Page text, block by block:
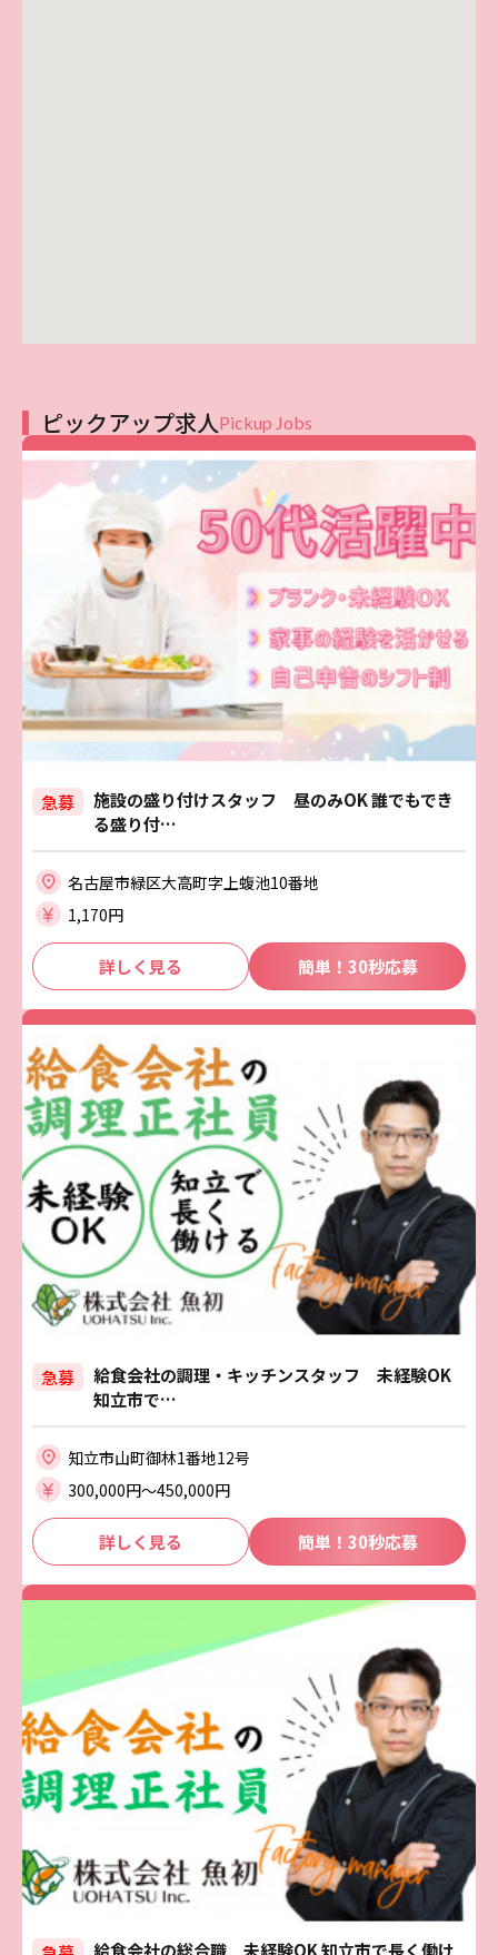
ピックアップ求人Pickup Jobs
急募
施設の盛り付けスタッフ 昼のみOK 誰でもでき
る盛り付…
名古屋市緑区大高町字上蝮池10番地
1,170円
詳しく見る 簡単！30秒応募
急募
給食会社の調理・キッチンスタッフ 未経験OK
知立市で…
知立市山町御林1番地12号
300,000円〜450,000円
詳しく見る 簡単！30秒応募
給食会社の総合職 未経験OK 知立市で長く働け